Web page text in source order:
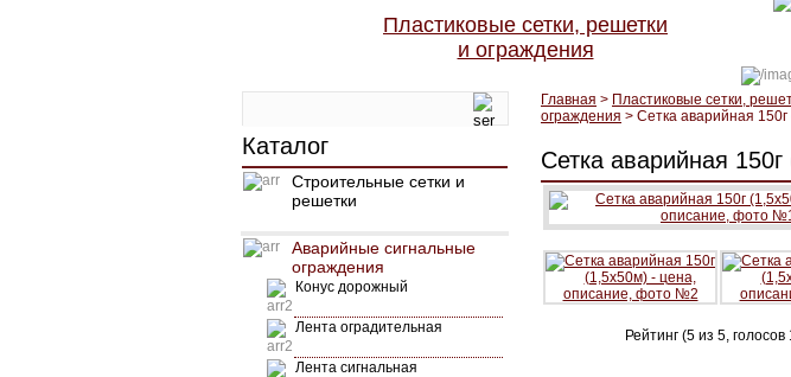
Пластиковые сетки, решетки
и ограждения
Каталог
Строительные сетки и
решетки
Аварийные сигнальные
ограждения
Конус дорожный
Лента оградительная
Лента сигнальная
Главная > Пластиковые сетки,
ограждения > Сетка аварийная
Сетка аварийная
Рейтинг (5 из 5, голосов